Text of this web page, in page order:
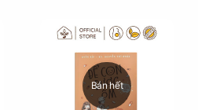
Bán hết